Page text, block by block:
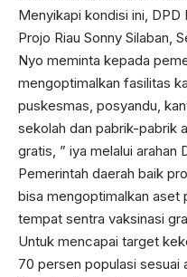
Menyikapi kondisi ini, DPD
Projo Riau Sonny Silaban,
Nyo meminta kepada
mengoptimalkan fasilitas
puskesmas, posyandu,
sekolah dan pabrik-pabrik
gratis, ” iya melalui arahan
Pemerintah daerah baik
bisa mengoptimalkan aset
tempat sentra vaksinasi
Untuk mencapai target
70 persen populasi sesuai